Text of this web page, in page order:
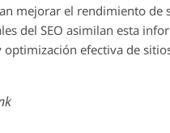
mejorar el rendimiento de
del SEO asimilan esta
efectiva de